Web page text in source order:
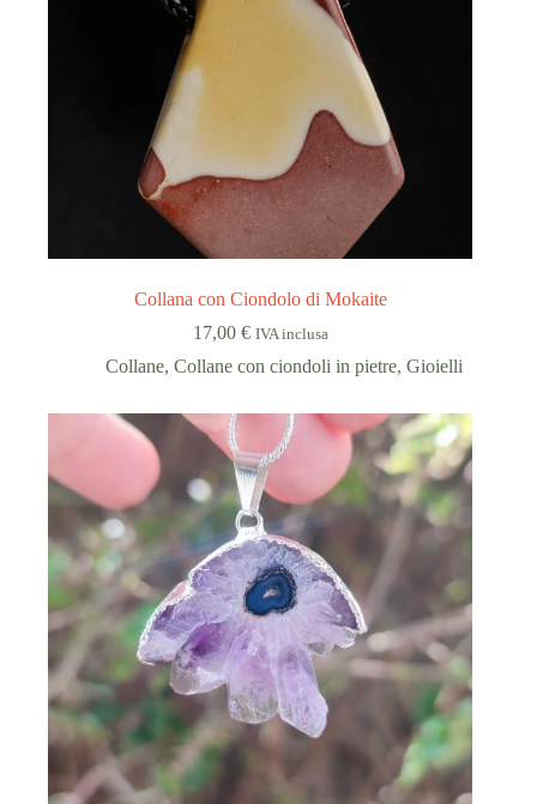
Collana con Ciondolo di Mokaite
17,00 € IVA inclusa
Collane,Collane con ciondoli in pietre,Gioielli